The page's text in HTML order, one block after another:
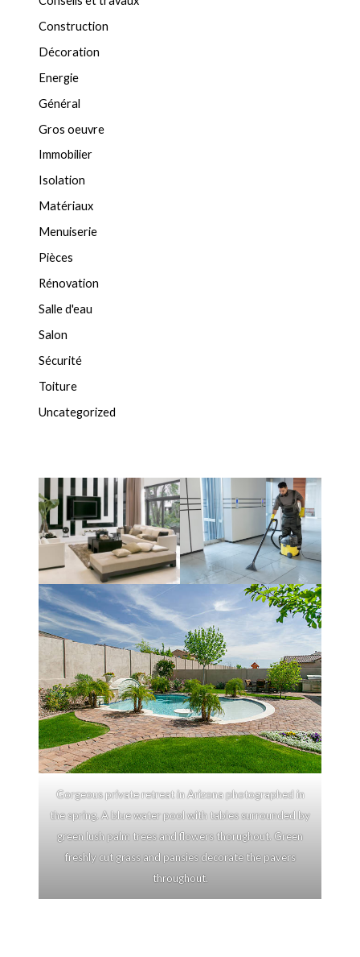
Construction
Décoration
Energie
Général
Gros oeuvre
Immobilier
Isolation
Matériaux
Menuiserie
Pièces
Rénovation
Salle d'eau
Salon
Sécurité
Toiture
Uncategorized
Gorgeous private retreat in Arizona photographed in
the spring. A blue water pool with tables surrounded by
green lush palm trees and flowers thorughout. Green
freshly cut grass and pansies decorate the pavers
throughout.